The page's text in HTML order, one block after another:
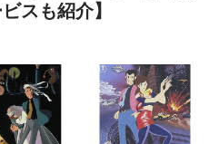
スも紹介】